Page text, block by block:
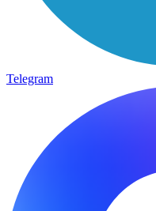
Telegram